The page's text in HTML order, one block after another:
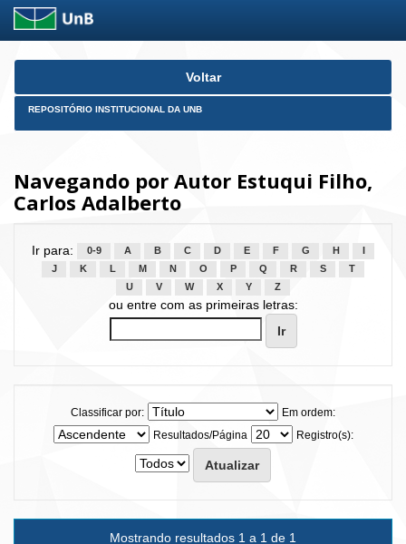
Skip
Voltar
REPOSITÓRIO INSTITUCIONAL DA UNB
Navegando por Autor Estuqui Filho,
Carlos Adalberto
Ir para: 0-9 A B C D E F G H
J
K L M N O P Q R S
T
U
V W X Y Z
ou entre com as primeiras letras:
Classificar por:
Em ordem:
Resultados/Página
Registro(s):
Mostrando resultados 1 a 1 de 1